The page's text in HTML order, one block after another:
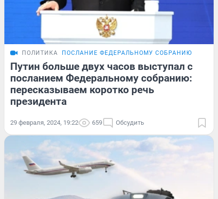
ПОЛИТИКА ПОСЛАНИЕ ФЕДЕРАЛЬНОМУ СОБРАНИЮ
Путин больше двух часов выступал с
посланием Федеральному собранию:
пересказываем коротко речь
президента
29 февраля, 2024, 19:22 659 Обсудить